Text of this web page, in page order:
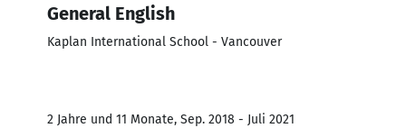
General English
Kaplan International School - Vancouver
2 Jahre und 11 Monate, Sep. 2018 - Juli 2021